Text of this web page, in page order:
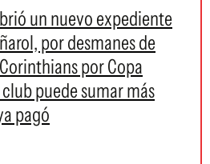
un nuevo expediente
por desmanes de
por Copa
puede sumar más
pagó